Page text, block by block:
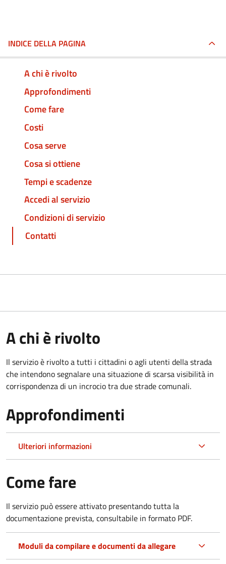
INDICE DELLA PAGINA
A chi è rivolto
Approfondimenti
Come fare
Costi
Cosa serve
Cosa si ottiene
Tempi e scadenze
Accedi al servizio
Condizioni di servizio
Contatti
A chi è rivolto
Il servizio è rivolto a tutti i cittadini o agli utenti della strada
che intendono segnalare una situazione di scarsa visibilità in
corrispondenza di un incrocio tra due strade comunali.
Approfondimenti
Ulteriori informazioni
Come fare
Il servizio può essere attivato presentando tutta la
documentazione prevista, consultabile in formato PDF.
Moduli da compilare e documenti da allegare